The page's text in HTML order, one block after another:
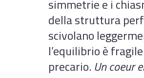
simmetrie e i
della struttura
scivolano
l’equilibrio è
precario. Un coeur